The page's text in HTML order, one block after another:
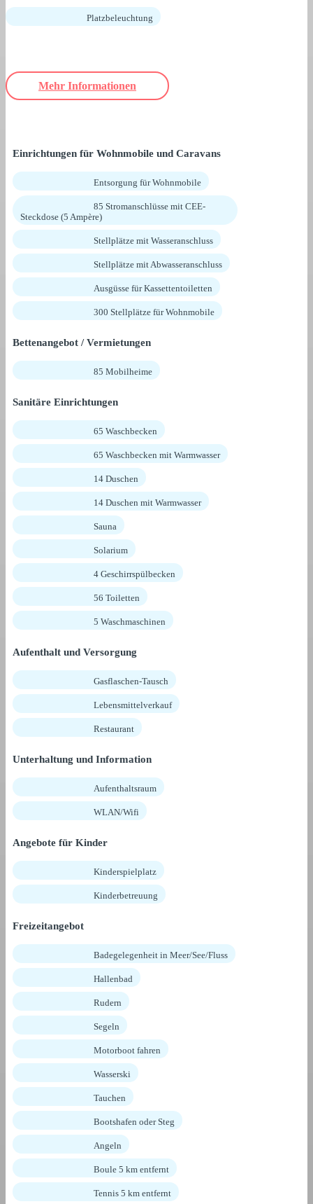
Platzbeleuchtung
Mehr Informationen
Einrichtungen für Wohnmobile und Caravans
Entsorgung für Wohnmobile
85 Stromanschlüsse mit CEE-
Steckdose (5 Ampère)
Stellplätze mit Wasseranschluss
Stellplätze mit Abwasseranschluss
Ausgüsse für Kassettentoiletten
300 Stellplätze für Wohnmobile
Bettenangebot / Vermietungen
85 Mobilheime
Sanitäre Einrichtungen
65 Waschbecken
65 Waschbecken mit Warmwasser
14 Duschen
14 Duschen mit Warmwasser
Sauna
Solarium
4 Geschirrspülbecken
56 Toiletten
5 Waschmaschinen
Aufenthalt und Versorgung
Gasflaschen-Tausch
Lebensmittelverkauf
Restaurant
Unterhaltung und Information
Aufenthaltsraum
WLAN/Wifi
Angebote für Kinder
Kinderspielplatz
Kinderbetreuung
Freizeitangebot
Badegelegenheit in Meer/See/Fluss
Hallenbad
Rudern
Segeln
Motorboot fahren
Wasserski
Tauchen
Bootshafen oder Steg
Angeln
Boule 5 km entfernt
Tennis 5 km entfernt